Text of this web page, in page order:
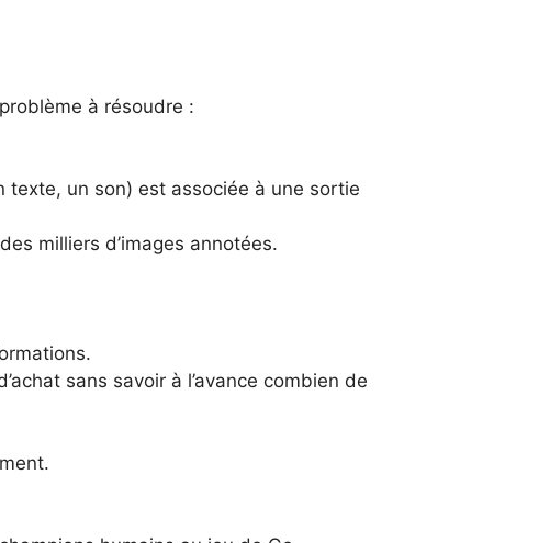
à résoudre :
texte, un son) est associée à une sortie
milliers d’images annotées.
sans savoir à l’avance combien de